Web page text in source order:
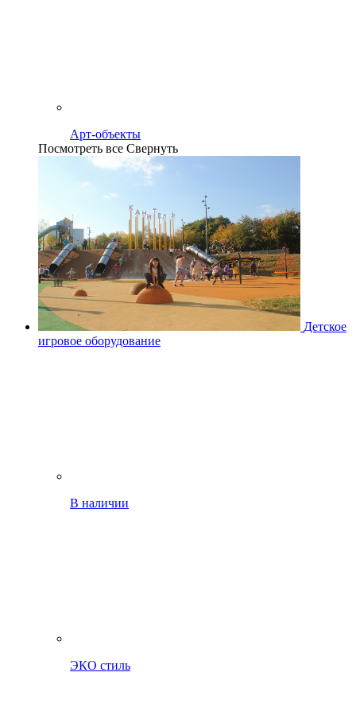
Арт-объекты
Посмотреть все Свернуть
Детское
игровое оборудование
В наличии
ЭКО стиль